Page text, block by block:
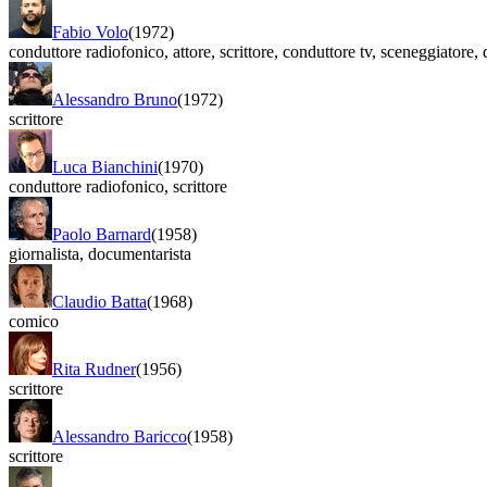
Fabio Volo(1972)
conduttore radiofonico, attore, scrittore, conduttore tv, sceneggiatore,
Alessandro Bruno(1972)
scrittore
Luca Bianchini(1970)
conduttore radiofonico, scrittore
Paolo Barnard(1958)
giornalista, documentarista
Claudio Batta(1968)
comico
Rita Rudner(1956)
scrittore
Alessandro Baricco(1958)
scrittore